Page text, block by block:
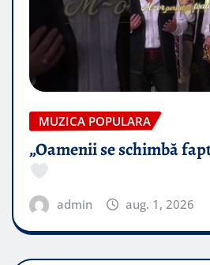
MUZICA POPULARA
„Oamenii se schimbă
admin aug. 1, 2026